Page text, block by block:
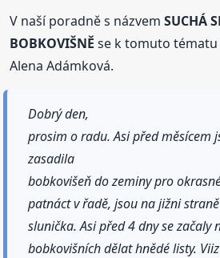
V naší poradně s názvemSUCHÁ
BOBKOVIŠNĚ se k tomuto
Alena Adámková.
Dobrý den,
prosim o radu. Asi před měsícem
zasadila
bobkovišeň do zeminy pro
patnáct v řadě, jsou na jižni
slunička. Asi před 4 dny se začaly
bobkovišních dělat hnědé listy.